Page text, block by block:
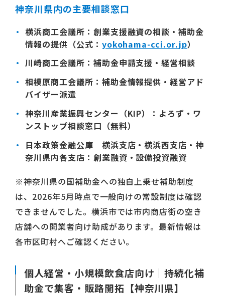
神奈川県内の主要相談窓口
横浜商工会議所 ：創業支援融資の相談・補助金
情報の提供（公式： yokohama-cci.or.jp）
川崎商工会議所 ：補助金申請支援・経営相談
相模原商工会議所 ：補助金情報提供・経営アド
バイザー派遣
神奈川産業振興センター（KIP）
：よろず・ワ
ンストップ相談窓口（無料）
日本政策金融公庫 横浜支店・横浜西支店・神
奈川県内各支店 ：創業融資・設備投資融資
※神奈川県の国補助金への独自上乗せ補助制度
は、2026年5月時点で一般向けの常設制度は確認
できませんでした。横浜市では市内商店街の空き
店舗への開業者向け助成があります。最新情報は
各市区町村へご確認ください。
個人経営・小規模飲食店向け｜持続化補
助金で集客・販路開拓【神奈川県】